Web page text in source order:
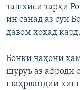
ташхиси тарҳи
ин санад аз сӯи
давом хоҳад кард.
Бонки ҷаҳонӣ
шурӯъ аз афроди
шаҳрвандии